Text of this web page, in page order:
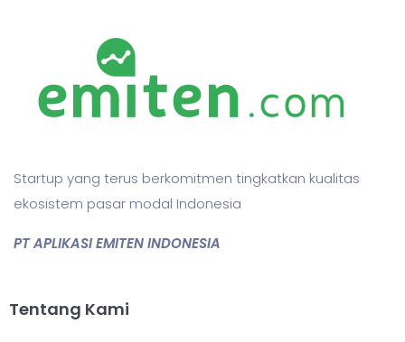
Startup yang terus berkomitmen tingkatkan kualitas
ekosistem pasar modal Indonesia
PT APLIKASI EMITEN INDONESIA
Tentang Kami